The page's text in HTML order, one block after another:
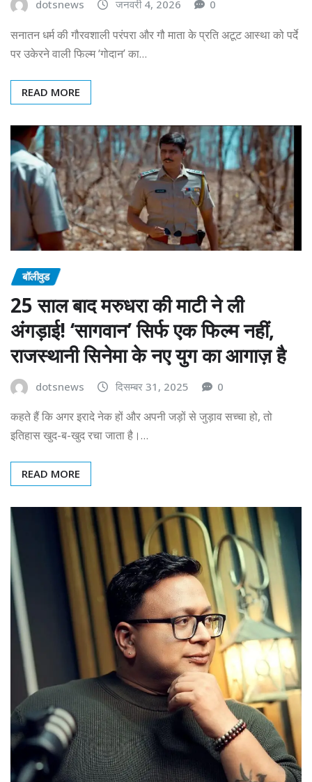
dotsnews जनवरी 4, 2026 0
सनातन धर्म की गौरवशाली परंपरा और गौ माता के प्रति अटूट आस्था को पर्दे
पर उकेरने वाली फिल्म ‘गोदान’ का…
READ MORE
बॉलीवुड
25 साल बाद मरुधरा की माटी ने ली
अंगड़ाई! ‘सागवान’ सिर्फ एक फिल्म नहीं,
राजस्थानी सिनेमा के नए युग का आगाज़ है
dotsnews दिसम्बर 31, 2025 0
कहते हैं कि अगर इरादे नेक हों और अपनी जड़ों से जुड़ाव सच्चा हो, तो
इतिहास खुद-ब-खुद रचा जाता है।…
READ MORE